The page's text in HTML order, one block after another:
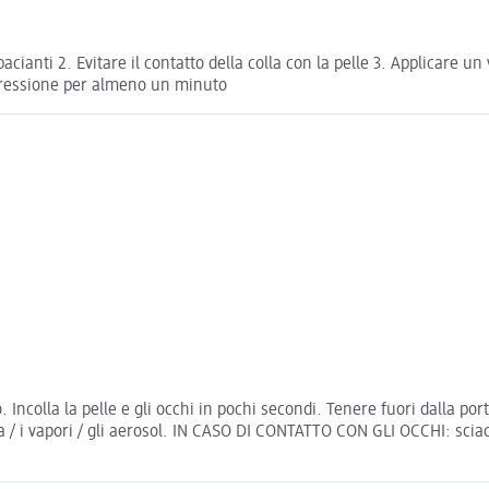
2. Evitare il contatto della colla con la pelle 3. Applicare un
per almeno un minuto
Incolla la pelle e gli occhi in pochi secondi. Tenere fuori dalla
/ gli aerosol. IN CASO DI CONTATTO CON GLI OCCHI: